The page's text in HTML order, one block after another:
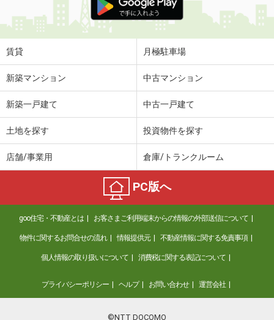
賃貸 月極駐車場
新築マンション 中古マンション
新築一戸建て 中古一戸建て
土地を探す 投資物件を探す
店舗/事業用 倉庫/トランクルーム
PC版へ
goo住宅・不動産とは お客さまご利用端末からの情報の外部送信について
物件に関するお問合せの流れ 情報提供元 不動産情報に関する免責事項
個人情報の取り扱いについて 消費税に関する表記について
プライバシーポリシー ヘルプ お問い合わせ 運営会社
©NTT DOCOMO